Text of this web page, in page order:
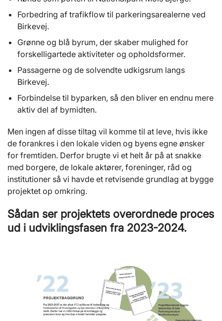
Forbedring af trafikflow til parkeringsarealerne ved
Birkevej.
Grønne og blå byrum, der skaber mulighed for
forskelligartede aktiviteter og opholdsformer.
Passagerne og de solvendte udkigsrum langs
Birkevej.
Forbindelse til byparken, så den bliver en endnu mere
aktiv del af bymidten.
Men ingen af disse tiltag vil komme til at leve, hvis ikke
de forankres i den lokale viden og byens egne ønsker
for fremtiden. Derfor brugte vi et helt år på at snakke
med borgere, de lokale aktører, foreninger, råd og
institutioner så vi havde et retvisende grundlag at bygge
projektet op omkring.
Sådan ser projektets overordnede proces
ud i udviklingsfasen fra 2023-2024.